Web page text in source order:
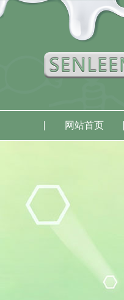
网站首页